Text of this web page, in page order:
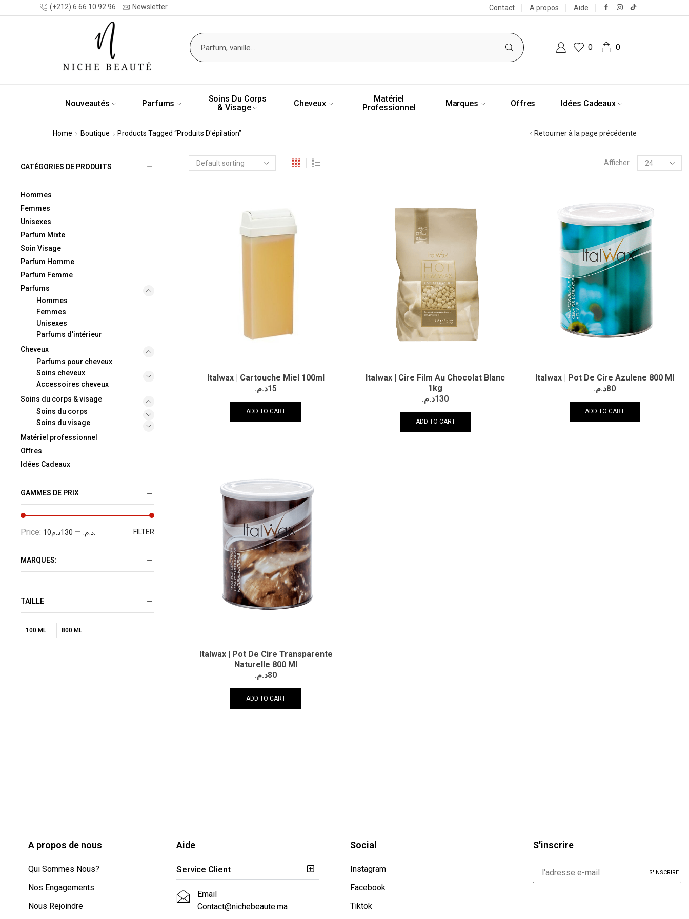
(+212) 6 66 10 92 96 Newsletter Contact A propos Aide
0 0
Nouveautés Parfums
Soins Du Corps
& Visage
Cheveux
Matériel
Professionnel
Marques Offres Idées Cadeaux
Home Boutique Products Tagged “produits D'épilation” Retourner à la page précédente
Afficher
Italwax | Cartouche Miel 100ml
15د.م.
ADD TO CART
Italwax | Cire Film Au Chocolat Blanc
1kg
130د.م.
ADD TO CART
Italwax | Pot De Cire Azulene 800 Ml
80د.م.
ADD TO CART
Italwax | Pot De Cire Transparente
Naturelle 800 Ml
80د.م.
ADD TO CART
CATÉGORIES DE PRODUITS
Hommes
Femmes
Unisexes
Parfum Mixte
Soin Visage
Parfum Homme
Parfum Femme
Parfums
Hommes
Femmes
Unisexes
Parfums d'intérieur
Cheveux
Parfums pour cheveux
Soins cheveux
Accessoires cheveux
Soins du corps & visage
Soins du corps
Soins du visage
Matériel professionnel
Offres
Idées Cadeaux
GAMMES DE PRIX
FILTER
Price: 10د.م. —
MARQUES:
TAILLE
100 ML 800 ML
A propos de nous
Qui Sommes Nous?
Nos Engagements
Nous Rejoindre
Aide
Service Client
Email
Contact@nichebeaute.ma
Social
Instagram
Facebook
Tiktok
S'inscrire